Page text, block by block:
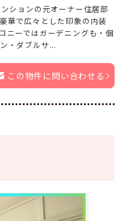
ションの元オーナー住居部
華で広々とした印象の内装
ニーではガーデニングも・個
・ダブルサ...
この物件に問い合わせる